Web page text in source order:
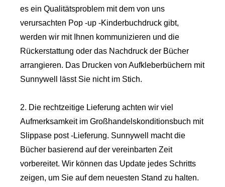
es ein Qualitätsproblem mit dem von uns
verursachten Pop -up -Kinderbuchdruck gibt,
werden wir mit Ihnen kommunizieren und die
Rückerstattung oder das Nachdruck der Bücher
arrangieren. Das Drucken von Aufkleberbüchern mit
Sunnywell lässt Sie nicht im Stich.
2. Die rechtzeitige Lieferung achten wir viel
Aufmerksamkeit im Großhandelskonditionsbuch mit
Slippase post -Lieferung. Sunnywell macht die
Bücher basierend auf der vereinbarten Zeit
vorbereitet. Wir können das Update jedes Schritts
zeigen, um Sie auf dem neuesten Stand zu halten.